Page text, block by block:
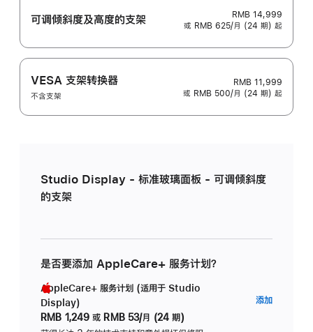
可调倾斜度及高‍度的支‍架
RMB 14,999
或 RMB 625/月 (24 期) 起
VESA 支架转换器
不含支架
RMB 11,999
或 RMB 500/月 (24 期) 起
Studio Display - 标准玻璃面板 - 可调倾斜度
的支架
是否要添加 AppleCare+ 服务计划？
AppleCare+ 服务计划 (适用于 Studio
Display)
RMB 1,249 或 RMB 53/月 (24 期)
添加